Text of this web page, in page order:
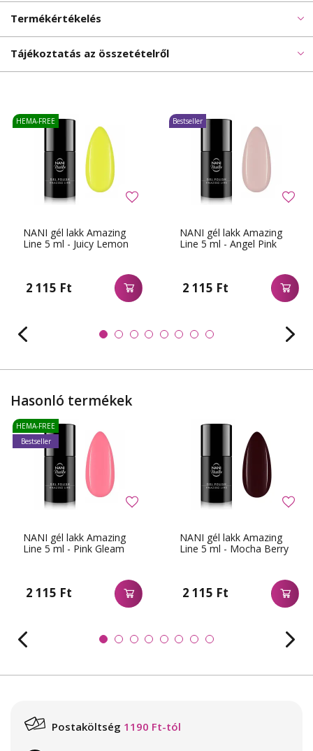
Termékértékelés
Tájékoztatás az összetételről
NANI gél lakk Amazing
Line 5 ml - Juicy Lemon
2 115 Ft
HEMA-FREE
NANI gél lakk Amazing
Line 5 ml - Angel Pink
2 115 Ft
Bestseller
Hasonló termékek
NANI gél lakk Amazing
Line 5 ml - Pink Gleam
2 115 Ft
HEMA-FREE
Bestseller
NANI gél lakk Amazing
Line 5 ml - Mocha Berry
2 115 Ft
Postaköltség 1190 Ft-tól